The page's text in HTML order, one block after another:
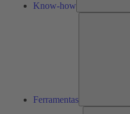
Know-how
Ferramentas